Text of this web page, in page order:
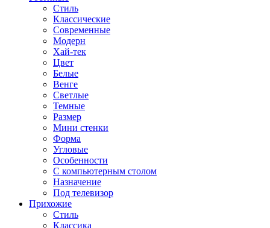
Стиль
Классические
Современные
Модерн
Хай-тек
Цвет
Белые
Венге
Светлые
Темные
Размер
Мини стенки
Форма
Угловые
Особенности
С компьютерным столом
Назначение
Под телевизор
Прихожие
Стиль
Классика